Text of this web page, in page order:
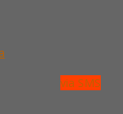
via SMS